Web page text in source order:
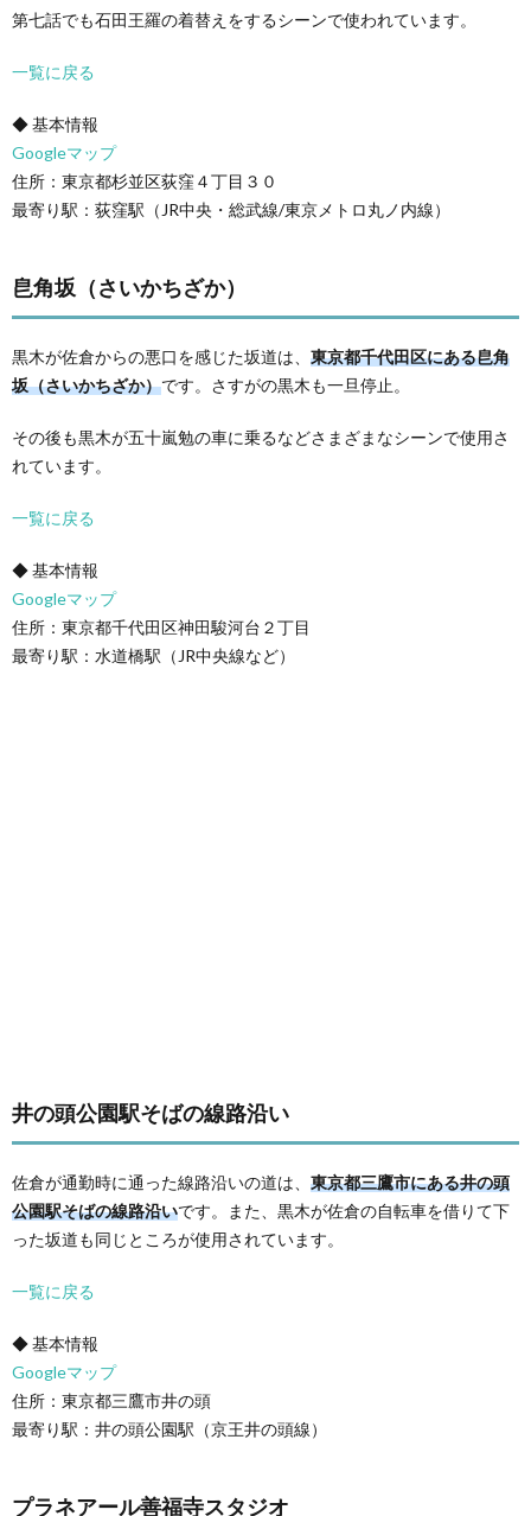
第七話でも石田王羅の着替えをするシーンで使われています。
一覧に戻る
◆ 基本情報
Googleマップ
住所：東京都杉並区荻窪４丁目３０
最寄り駅：荻窪駅（JR中央・総武線/東京メトロ丸ノ内線）
皀角坂（さいかちざか）
黒木が佐倉からの悪口を感じた坂道は、 東京都千代田区にある皀角
坂（さいかちざか）です。さすがの黒木も一旦停止。
その後も黒木が五十嵐勉の車に乗るなどさまざまなシーンで使用さ
れています。
一覧に戻る
◆ 基本情報
Googleマップ
住所：東京都千代田区神田駿河台２丁目
最寄り駅：水道橋駅（JR中央線など）
井の頭公園駅そばの線路沿い
佐倉が通勤時に通った線路沿いの道は、 東京都三鷹市にある井の頭
公園駅そばの線路沿いです。また、黒木が佐倉の自転車を借りて下
った坂道も同じところが使用されています。
一覧に戻る
◆ 基本情報
Googleマップ
住所：東京都三鷹市井の頭
最寄り駅：井の頭公園駅（京王井の頭線）
プラネアール善福寺スタジオ